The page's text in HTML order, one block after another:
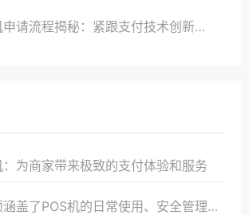
程揭秘：紧跟支付技术创新步伐，抢占市场先机
：为商家带来极致的支付体验和服务
、安全管理、性能优化、故障排查等多个方面，旨在帮助用户全面了解和高效使用拉卡拉POS机。